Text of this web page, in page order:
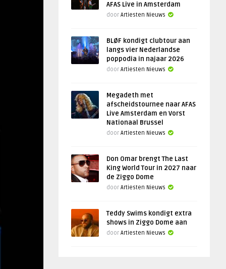
AFAS Live in Amsterdam
door Artiesten Nieuws
BLØF kondigt clubtour aan
langs vier Nederlandse
poppodia in najaar 2026
door Artiesten Nieuws
Megadeth met
afscheidstournee naar AFAS
Live Amsterdam en Vorst
Nationaal Brussel
door Artiesten Nieuws
Don Omar brengt The Last
King World Tour in 2027 naar
de Ziggo Dome
door Artiesten Nieuws
Teddy Swims kondigt extra
shows in Ziggo Dome aan
door Artiesten Nieuws